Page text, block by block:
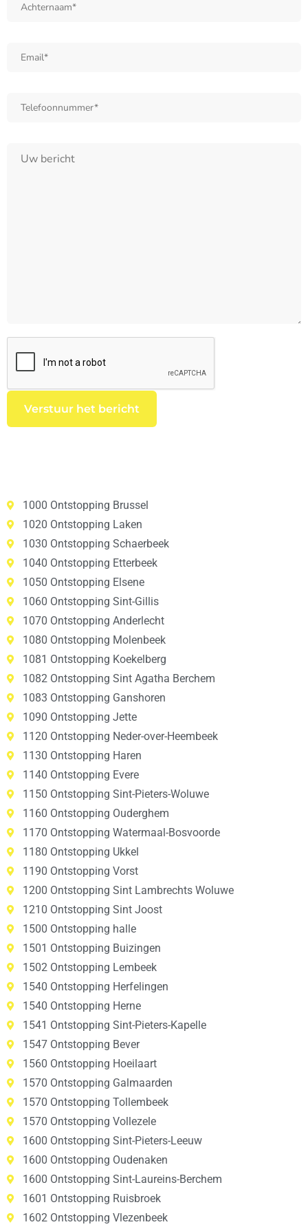
1000 Ontstopping Brussel
1020 Ontstopping Laken
1030 Ontstopping Schaerbeek
1040 Ontstopping Etterbeek
1050 Ontstopping Elsene
1060 Ontstopping Sint-Gillis
1070 Ontstopping Anderlecht
1080 Ontstopping Molenbeek
1081 Ontstopping Koekelberg
1082 Ontstopping Sint Agatha Berchem
1083 Ontstopping Ganshoren
1090 Ontstopping Jette
1120 Ontstopping Neder-over-Heembeek
1130 Ontstopping Haren
1140 Ontstopping Evere
1150 Ontstopping Sint-Pieters-Woluwe
1160 Ontstopping Ouderghem
1170 Ontstopping Watermaal-Bosvoorde
1180 Ontstopping Ukkel
1190 Ontstopping Vorst
1200 Ontstopping Sint Lambrechts Woluwe
1210 Ontstopping Sint Joost
1500 Ontstopping halle
1501 Ontstopping Buizingen
1502 Ontstopping Lembeek
1540 Ontstopping Herfelingen
1540 Ontstopping Herne
1541 Ontstopping Sint-Pieters-Kapelle
1547 Ontstopping Bever
1560 Ontstopping Hoeilaart
1570 Ontstopping Galmaarden
1570 Ontstopping Tollembeek
1570 Ontstopping Vollezele
1600 Ontstopping Sint-Pieters-Leeuw
1600 Ontstopping Oudenaken
1600 Ontstopping Sint-Laureins-Berchem
1601 Ontstopping Ruisbroek
1602 Ontstopping Vlezenbeek